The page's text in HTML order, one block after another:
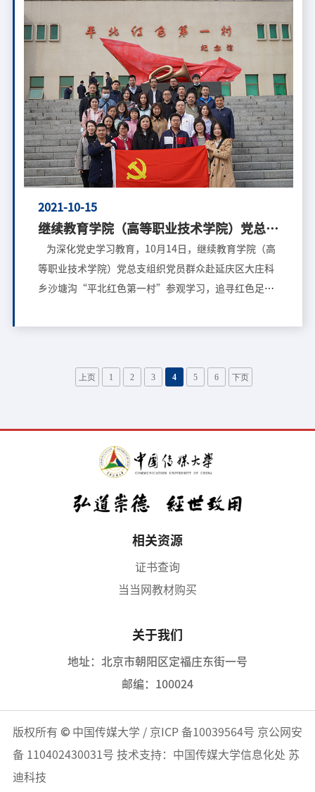
中心”称号。 本届大会以“教育强国战略下高质量教
育体系建设”为主题，聚焦教育强国战略下高质量教育
体系建设，推动继续教育发展迈入高质量发展的新阶
段。来自全国普通高校、高校网络教育学院、高校继续
教育学院、部队院校、高职、高校网院校外学习中心、
成人高校函授站、企业大学、开放大学、电大、教育企
业、行业协会、专业媒体的1000余位嘉宾和代表相聚北
京，分享高校远程与继续教育优秀实践经验，共商新时
代远程与继续教育质量提升新路径。 我院在此次远程
与继续教育大
2021-10-15
继续教育学院（高等职业技术学院）党总支
赴平北红色第一村参观学习
为深化党史学习教育，10月14日，继续教育学院（高
等职业技术学院）党总支组织党员群众赴延庆区大庄科
乡沙塘沟“平北红色第一村”参观学习，追寻红色足
第一村纪念馆。展览分为“平北抗战开辟”“英勇抗
产”“走向胜利”“革命遗址”7个部分，通过宣传展
板的形式和大量的抗日实物，对平北地区革命发源地和
群众们追随先烈的足迹，前往昌延联合县政府遗址参
观，了解当年平北地区共产党人艰苦斗争、英勇抗日的
神，感受幸福生活的来之不易。党总支书记程爱晶同志
上页 1 2 3 4 5 6 下页
相关资源
证书查询
当当网教材购买
关于我们
地址：北京市朝阳区定福庄东街一号
邮编：100024
版权所有 © 中国传媒大学 / 京ICP 备10039564号 京公网安
备 110402430031号 技术支持：中国传媒大学信息化处 苏
迪科技